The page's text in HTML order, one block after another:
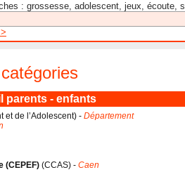
: grossesse, adolescent, jeux, écoute,
parents - enfants
et de l’Adolescent) - Département
(CEPEF) (CCAS) - Caen